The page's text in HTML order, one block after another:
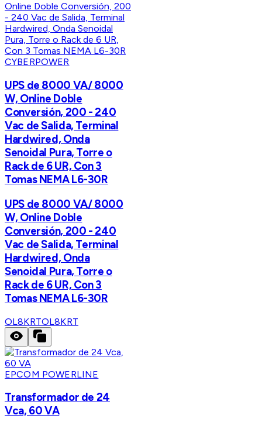
CYBERPOWER
UPS de 8000 VA/ 8000
W, Online Doble
Conversión, 200 - 240
Vac de Salida, Terminal
Hardwired, Onda
Senoidal Pura, Torre o
Rack de 6 UR, Con 3
Tomas NEMA L6-30R
UPS de 8000 VA/ 8000
W, Online Doble
Conversión, 200 - 240
Vac de Salida, Terminal
Hardwired, Onda
Senoidal Pura, Torre o
Rack de 6 UR, Con 3
Tomas NEMA L6-30R
OL8KRTOL8KRT
EPCOM POWERLINE
Transformador de 24
Vca, 60 VA